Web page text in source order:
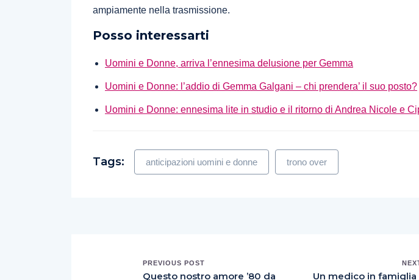
ampiamente nella trasmissione.
Posso interessarti
Uomini e Donne, arriva l’ennesima delusione per Gemma
Uomini e Donne: l’addio di Gemma Galgani – chi prendera’ il suo posto?
Uomini e Donne: ennesima lite in studio e il ritorno di Andrea Nicole e
Tags: anticipazioni uomini e donne trono over
PREVIOUS POST
Questo nostro amore ’80 da Un medico in famiglia